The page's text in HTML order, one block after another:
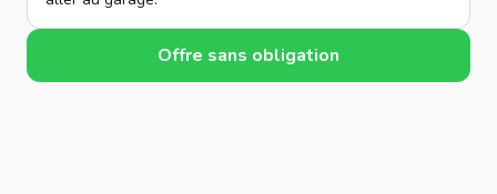
Offre sans obligation